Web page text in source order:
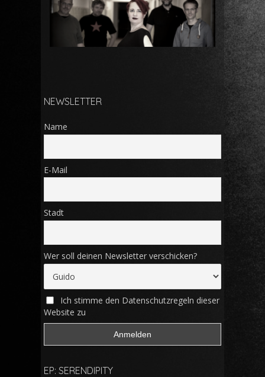
NEWSLETTER
Name
E-Mail
Stadt
Wer soll deinen Newsletter verschicken?
Ich stimme den Datenschutzregeln dieser
Website zu
EP: SERENDIPITY